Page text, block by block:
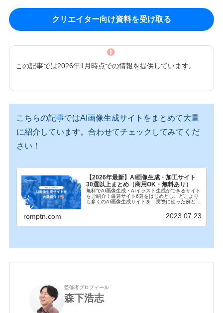
クリエイター向け資料を受け取る
この記事では2026年1月時点での情報を提供しています。
こちらの記事ではAI画像生成サイトをまとめて大量
に紹介しています。合わせてチェックしてみてくだ
さい！
【2026年最新】AI画像生成・加工サイト
30選以上まとめ（商用OK・無料あり）
無料でAI画像生成・AIイラスト生成ができるサイト
をご紹介！厳選サイト6選をはじめとし、どこより
も多くのAI画像生成サイトを、実際に使った例とと
解説しています。ぜひ比較して、お気に入りのサイ
romptn.com 2023.07.23
監修者プロフィール
森下浩志